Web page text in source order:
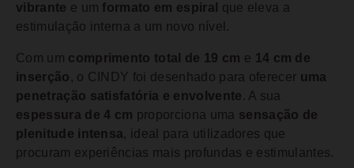
vibrante e um formato em espiral
que eleva a
estimulação interna a um novo nível.
Com um comprimento total de 19 cm e 14 cm de
inserção , o CINDY foi desenhado para oferecer uma
penetração satisfatória e envolvente . A sua
espessura de 4 cm proporciona uma sensação de
plenitude intensa, ideal para utilizadores que
procuram experiências mais profundas e estimulantes.